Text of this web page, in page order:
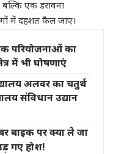
एक डरावना
में दहशत फैल जाए।
परियोजनाओं का
में भी घोषणाएं
अलवर का चतुर्थ
संविधान उद्यान
बाइक पर क्या ले जा
गए होश!